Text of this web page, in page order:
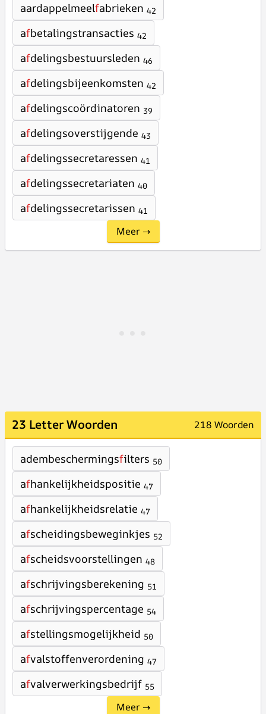
aardappelmeelfabrieken 42
afbetalingstransacties 42
afdelingsbestuursleden 46
afdelingsbijeenkomsten 42
afdelingscoördinatoren 39
afdelingsoverstijgende 43
afdelingssecretaressen 41
afdelingssecretariaten 40
afdelingssecretarissen 41
Meer →
23 Letter Woorden 218 Woorden
adembeschermingsfilters 50
afhankelijkheidspositie 47
afhankelijkheidsrelatie 47
afscheidingsbeweginkjes 52
afscheidsvoorstellingen 48
afschrijvingsberekening 51
afschrijvingspercentage 54
afstellingsmogelijkheid 50
afvalstoffenverordening 47
afvalverwerkingsbedrijf 55
Meer →